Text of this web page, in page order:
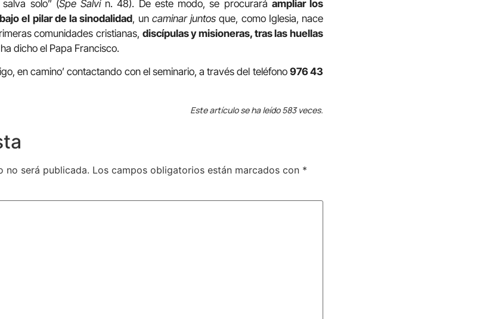
solo” (Spe Salvin. 48). De este modo, se procurará ampliar los
el pilar de la sinodalidad, un caminar juntos que, como Iglesia, nace
comunidades cristianas, discípulas y misioneras, tras las huellas
ha dicho el Papa Francisco.
en camino’ contactando con el seminario, a través del teléfono976 43
Este artículo se ha leído 583 veces.
no será publicada. Los campos obligatorios están marcados con *